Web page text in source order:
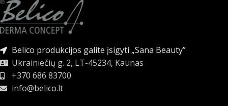
Belico produkcijos galite įsigyti „Sana Beauty”
Ukrainiečių g. 2, LT-45234, Kaunas
+370 686 83700
info@belico.lt